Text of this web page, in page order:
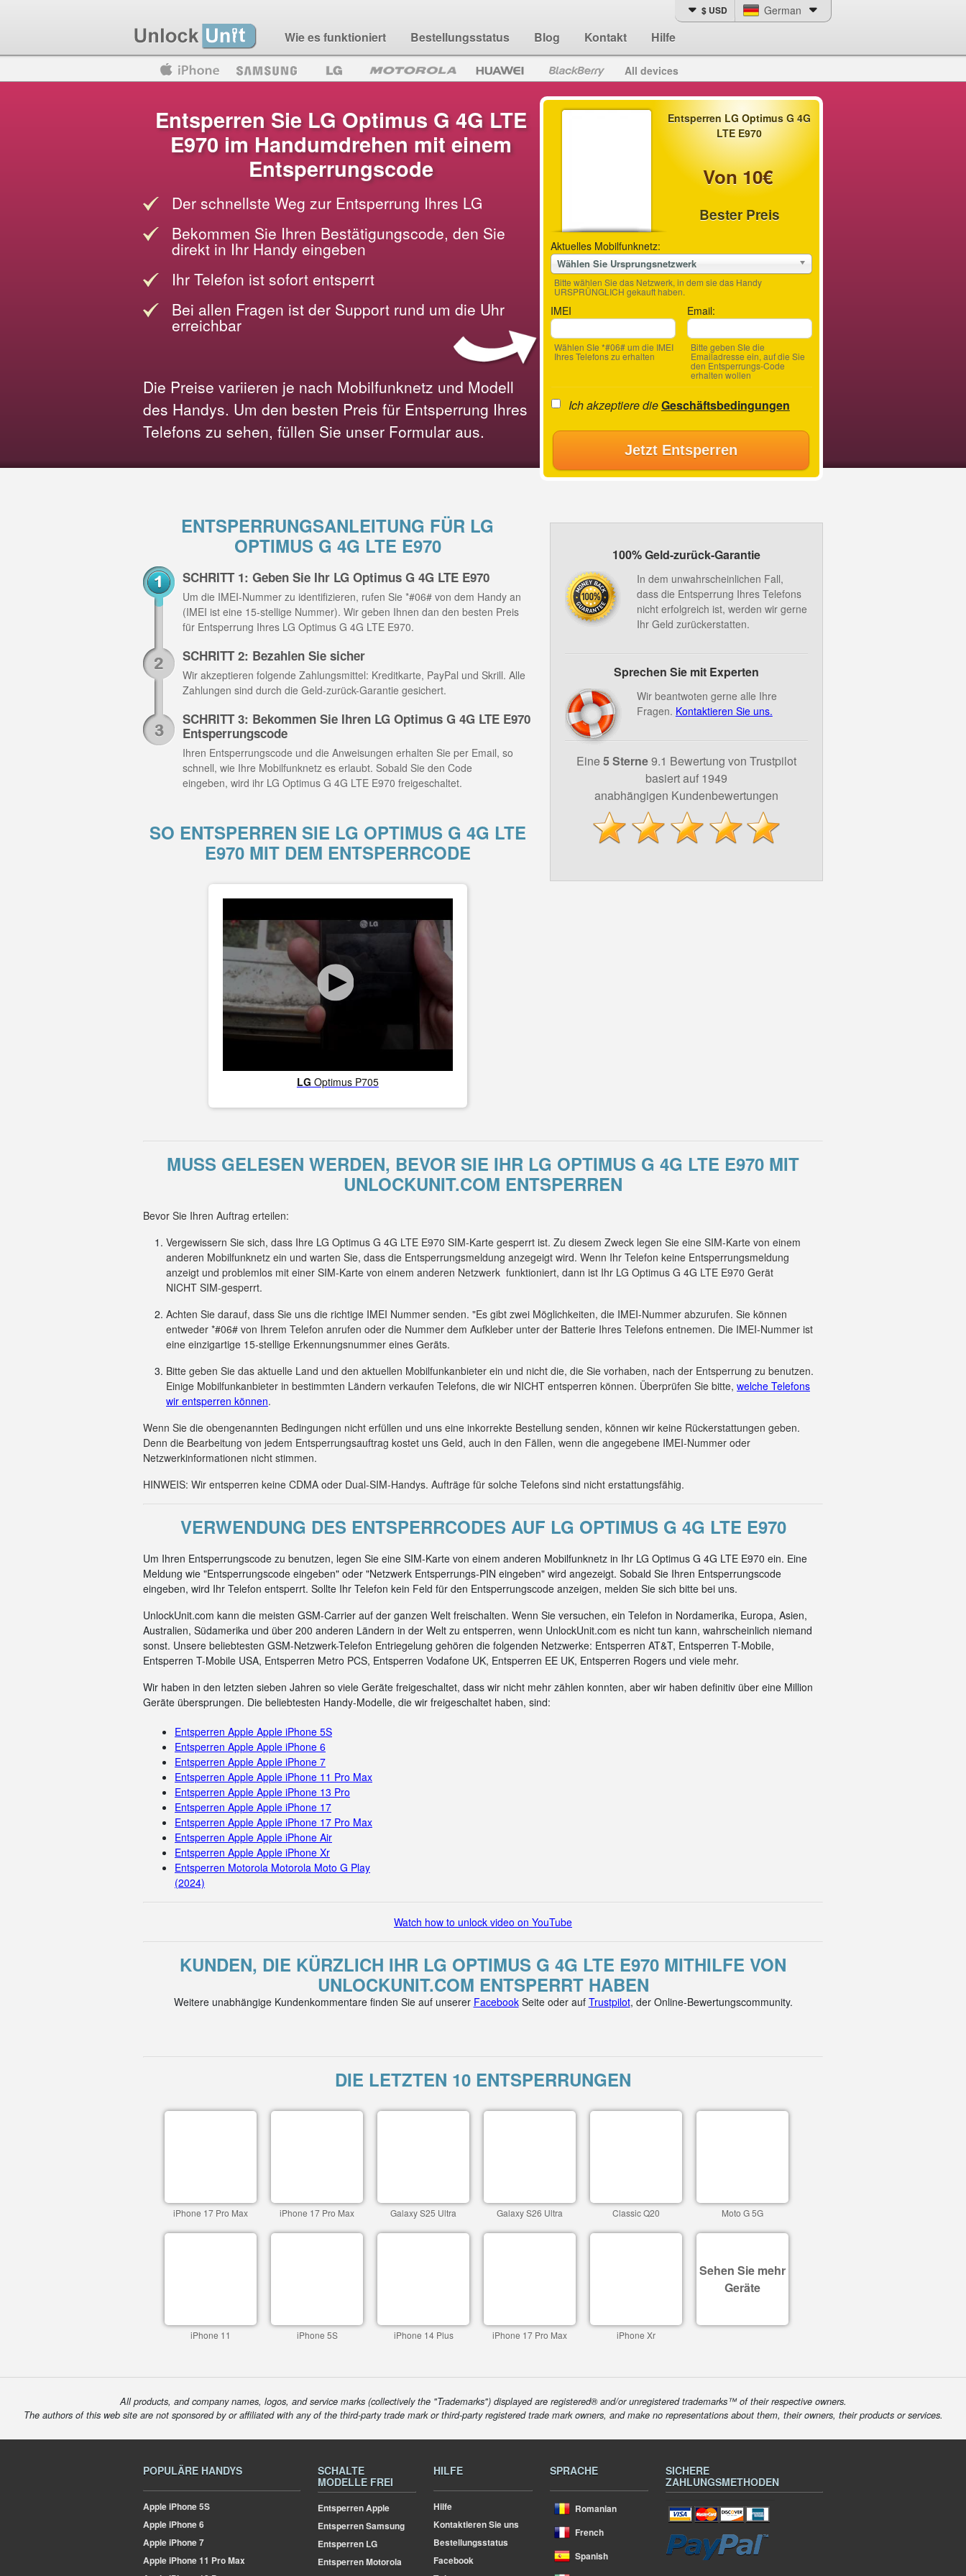
Wie es funktioniert Bestellungsstatus Blog Kontakt Hilfe
$ USD German
Blackberry All devices
Entsperren LG Optimus G 4G
LTE E970
Von 10€
Bester Preis
Aktuelles Mobilfunknetz:
Wählen Sie Ursprungsnetzwerk
Bitte wählen Sie das Netzwerk, in dem sie das Handy
URSPRÜNGLICH gekauft haben.
IMEI
Wählen SIe *#06# um die IMEI
Ihres Telefons zu erhalten
Email:
Bitte geben SIe die
Emailadresse ein, auf die Sie
den Entsperrungs-Code
erhalten wollen
Ich akzeptiere dieGeschäftsbedingungen
Jetzt Entsperren
Entsperren Sie LG Optimus G 4G LTE
E970 im Handumdrehen mit einem
Entsperrungscode
Der schnellste Weg zur Entsperrung Ihres LG
Bekommen Sie Ihren Bestätigungscode, den Sie
direkt in Ihr Handy eingeben
Ihr Telefon ist sofort entsperrt
Bei allen Fragen ist der Support rund um die Uhr
erreichbar
Die Preise variieren je nach Mobilfunknetz und Modell
des Handys. Um den besten Preis für Entsperrung Ihres
Telefons zu sehen, füllen Sie unser Formular aus.
ENTSPERRUNGSANLEITUNG FÜR LG
OPTIMUS G 4G LTE E970
SCHRITT 1: Geben Sie Ihr LG Optimus G 4G LTE E970
Um die IMEI-Nummer zu identifizieren, rufen Sie *#06# von dem Handy an
(IMEI ist eine 15-stellige Nummer). Wir geben Ihnen dan den besten Preis
für Entsperrung Ihres LG Optimus G 4G LTE E970.
SCHRITT 2: Bezahlen Sie sicher
Wir akzeptieren folgende Zahlungsmittel: Kreditkarte, PayPal und Skrill. Alle
Zahlungen sind durch die Geld-zurück-Garantie gesichert.
SCHRITT 3: Bekommen Sie Ihren LG Optimus G 4G LTE E970
Entsperrungscode
Ihren Entsperrungscode und die Anweisungen erhalten Sie per Email, so
schnell, wie Ihre Mobilfunknetz es erlaubt. Sobald Sie den Code
eingeben, wird ihr LG Optimus G 4G LTE E970 freigeschaltet.
SO ENTSPERREN SIE LG OPTIMUS G 4G LTE
E970 MIT DEM ENTSPERRCODE
LG Optimus P705
100% Geld-zurück-Garantie
In dem unwahrscheinlichen Fall,
dass die Entsperrung Ihres Telefons
nicht erfolgreich ist, werden wir gerne
Ihr Geld zurückerstatten.
Sprechen Sie mit Experten
Wir beantwoten gerne alle Ihre
Fragen. Kontaktieren Sie uns.
Eine 5 Sterne9.1 Bewertung von Trustpilot
basiert auf 1949
anabhängigen Kundenbewertungen
MUSS GELESEN WERDEN, BEVOR SIE IHR LG OPTIMUS G 4G LTE E970 MIT
UNLOCKUNIT.COM ENTSPERREN
Bevor Sie Ihren Auftrag erteilen:
Vergewissern Sie sich, dass Ihre LG Optimus G 4G LTE E970 SIM-Karte gesperrt ist. Zu diesem Zweck legen Sie eine SIM-Karte von einem
anderen Mobilfunknetz ein und warten Sie, dass die Entsperrungsmeldung anzegeigt wird. Wenn Ihr Telefon keine Entsperrungsmeldung
anzeigt und problemlos mit einer SIM-Karte von einem anderen Netzwerk funktioniert, dann ist Ihr LG Optimus G 4G LTE E970 Gerät
NICHT SIM-gesperrt.
Achten Sie darauf, dass Sie uns die richtige IMEI Nummer senden. "Es gibt zwei Möglichkeiten, die IMEI-Nummer abzurufen. Sie können
entweder *#06# von Ihrem Telefon anrufen oder die Nummer dem Aufkleber unter der Batterie Ihres Telefons entnemen. Die IMEI-Nummer ist
eine einzigartige 15-stellige Erkennungsnummer eines Geräts.
Bitte geben Sie das aktuelle Land und den aktuellen Mobilfunkanbieter ein und nicht die, die Sie vorhaben, nach der Entsperrung zu benutzen.
Einige Mobilfunkanbieter in bestimmten Ländern verkaufen Telefons, die wir NICHT entsperren können. Überprüfen Sie bitte, welche Telefons
wir entsperren können.
Wenn Sie die obengenannten Bedingungen nicht erfüllen und uns eine inkorrekte Bestellung senden, können wir keine Rückerstattungen geben.
Denn die Bearbeitung von jedem Entsperrungsauftrag kostet uns Geld, auch in den Fällen, wenn die angegebene IMEI-Nummer oder
Netzwerkinformationen nicht stimmen.
HINWEIS: Wir entsperren keine CDMA oder Dual-SIM-Handys. Aufträge für solche Telefons sind nicht erstattungsfähig.
VERWENDUNG DES ENTSPERRCODES AUF LG OPTIMUS G 4G LTE E970
Um Ihren Entsperrungscode zu benutzen, legen Sie eine SIM-Karte von einem anderen Mobilfunknetz in Ihr LG Optimus G 4G LTE E970 ein. Eine
Meldung wie "Entsperrungscode eingeben" oder "Netzwerk Entsperrungs-PIN eingeben" wird angezeigt. Sobald Sie Ihren Entsperrungscode
eingeben, wird Ihr Telefon entsperrt. Sollte Ihr Telefon kein Feld für den Entsperrungscode anzeigen, melden Sie sich bitte bei uns.
UnlockUnit.com kann die meisten GSM-Carrier auf der ganzen Welt freischalten. Wenn Sie versuchen, ein Telefon in Nordamerika, Europa, Asien,
Australien, Südamerika und über 200 anderen Ländern in der Welt zu entsperren, wenn UnlockUnit.com es nicht tun kann, wahrscheinlich niemand
sonst. Unsere beliebtesten GSM-Netzwerk-Telefon Entriegelung gehören die folgenden Netzwerke: Entsperren AT&T, Entsperren T-Mobile,
Entsperren T-Mobile USA, Entsperren Metro PCS, Entsperren Vodafone UK, Entsperren EE UK, Entsperren Rogers und viele mehr.
Wir haben in den letzten sieben Jahren so viele Geräte freigeschaltet, dass wir nicht mehr zählen konnten, aber wir haben definitiv über eine Million
Geräte übersprungen. Die beliebtesten Handy-Modelle, die wir freigeschaltet haben, sind:
Entsperren Apple Apple iPhone 5S
Entsperren Apple Apple iPhone 6
Entsperren Apple Apple iPhone 7
Entsperren Apple Apple iPhone 11 Pro Max
Entsperren Apple Apple iPhone 13 Pro
Entsperren Apple Apple iPhone 17
Entsperren Apple Apple iPhone 17 Pro Max
Entsperren Apple Apple iPhone Air
Entsperren Apple Apple iPhone Xr
Entsperren Motorola Motorola Moto G Play
(2024)
Watch how to unlock video on YouTube
KUNDEN, DIE KÜRZLICH IHR LG OPTIMUS G 4G LTE E970 MITHILFE VON
UNLOCKUNIT.COM ENTSPERRT HABEN
Weitere unabhängige Kundenkommentare finden Sie auf unserer FacebookSeite oder auf Trustpilot, der Online-Bewertungscommunity.
DIE LETZTEN 10 ENTSPERRUNGEN
iPhone 17 Pro Max iPhone 17 Pro Max Galaxy S25 Ultra Galaxy S26 Ultra Classic Q20 Moto G 5G
iPhone 11 iPhone 5S iPhone 14 Plus iPhone 17 Pro Max iPhone Xr
Sehen Sie mehr
Geräte
All products, and company names, logos, and service marks (collectively the "Trademarks") displayed are registered® and/or unregistered trademarks™ of their respective owners.
The authors of this web site are not sponsored by or affiliated with any of the third-party trade mark or third-party registered trade mark owners, and make no representations about them, their owners, their products or services.
POPULÄRE HANDYS
AppleiPhone 5S
AppleiPhone 6
AppleiPhone 7
AppleiPhone 11 Pro Max
SCHALTE
MODELLE FREI
Entsperren Apple
Entsperren Samsung
Entsperren LG
Entsperren Motorola
HILFE
Hilfe
Kontaktieren Sie uns
Bestellungsstatus
Facebook
SPRACHE
Romanian
French
Spanish
SICHERE
ZAHLUNGSMETHODEN